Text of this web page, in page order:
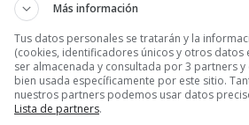
con aniridia pueden experimentar
retina.
Más información
Tus datos personales se tratarán y la
(cookies, identificadores únicos y otros datos
ser almacenada y consultada por 3 partners
bien usada específicamente por este sitio.
nuestros partners podemos usar datos
Lista de partners.